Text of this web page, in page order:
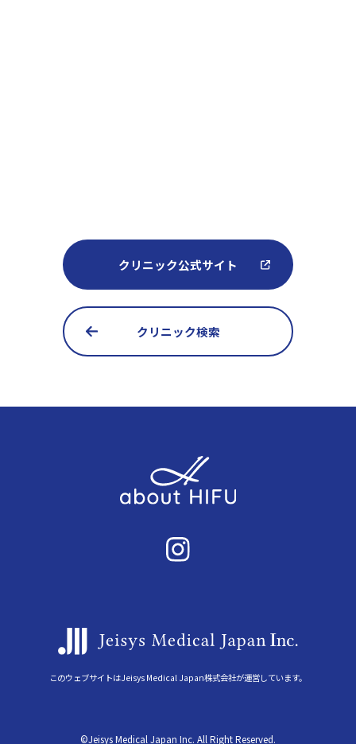
クリニック公式サイト
クリニック検索
このウェブサイトはJeisys Medical Japan株式会社が運営しています。
©Jeisys Medical Japan Inc. All Right Reserved.